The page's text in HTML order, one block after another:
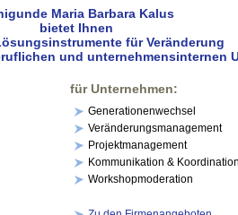
Maria Barbara Kalus
bietet Ihnen
für Veränderung
und unternehmensinternen
für Unternehmen:
Generationenwechsel
Veränderungsmanagement
Projektmanagement
Kommunikation & Koordination
Workshopmoderation